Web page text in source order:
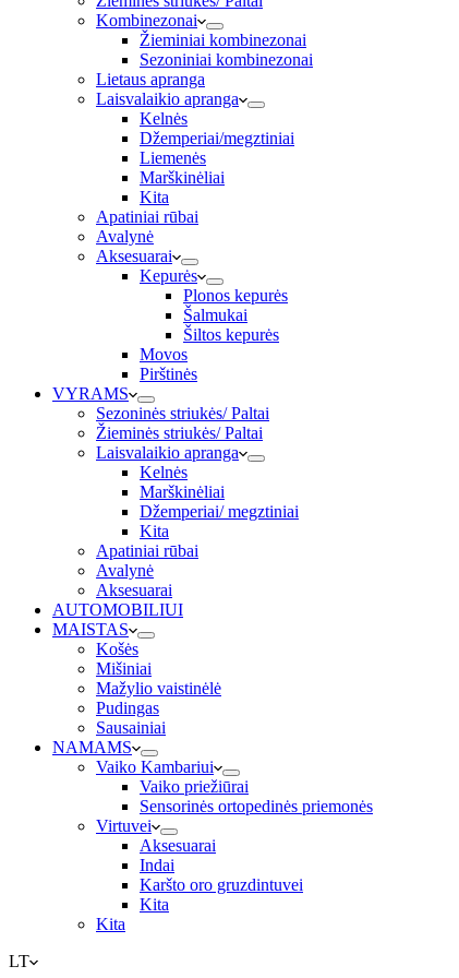
Kombinezonai
Žieminiai kombinezonai
Sezoniniai kombinezonai
Lietaus apranga
Laisvalaikio apranga
Kelnės
Džemperiai/megztiniai
Liemenės
Marškinėliai
Kita
Apatiniai rūbai
Avalynė
Aksesuarai
Kepurės
Plonos kepurės
Šalmukai
Šiltos kepurės
Movos
Pirštinės
VYRAMS
Sezoninės striukės/ Paltai
Žieminės striukės/ Paltai
Laisvalaikio apranga
Kelnės
Marškinėliai
Džemperiai/ megztiniai
Kita
Apatiniai rūbai
Avalynė
Aksesuarai
AUTOMOBILIUI
MAISTAS
Košės
Mišiniai
Mažylio vaistinėlė
Pudingas
Sausainiai
NAMAMS
Vaiko Kambariui
Vaiko priežiūrai
Sensorinės ortopedinės priemonės
Virtuvei
Aksesuarai
Indai
Karšto oro gruzdintuvei
Kita
Kita
LT